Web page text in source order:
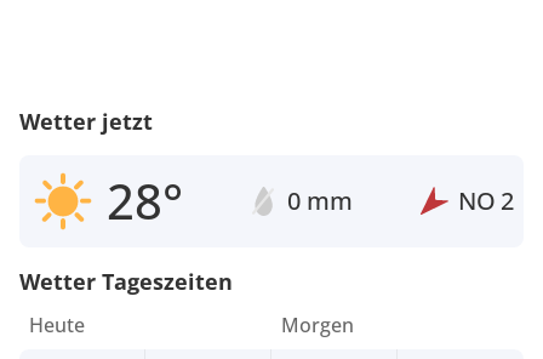
Wetter jetzt
28° 0 mm NO 2
Wetter Tageszeiten
Heute
Morgen